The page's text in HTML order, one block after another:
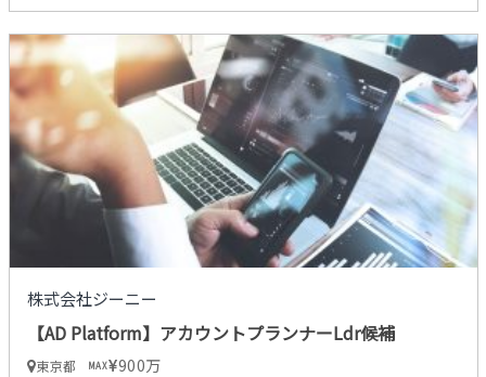
株式会社ジーニー
【AD Platform】アカウントプランナーLdr候補
東京都 MAX 900万